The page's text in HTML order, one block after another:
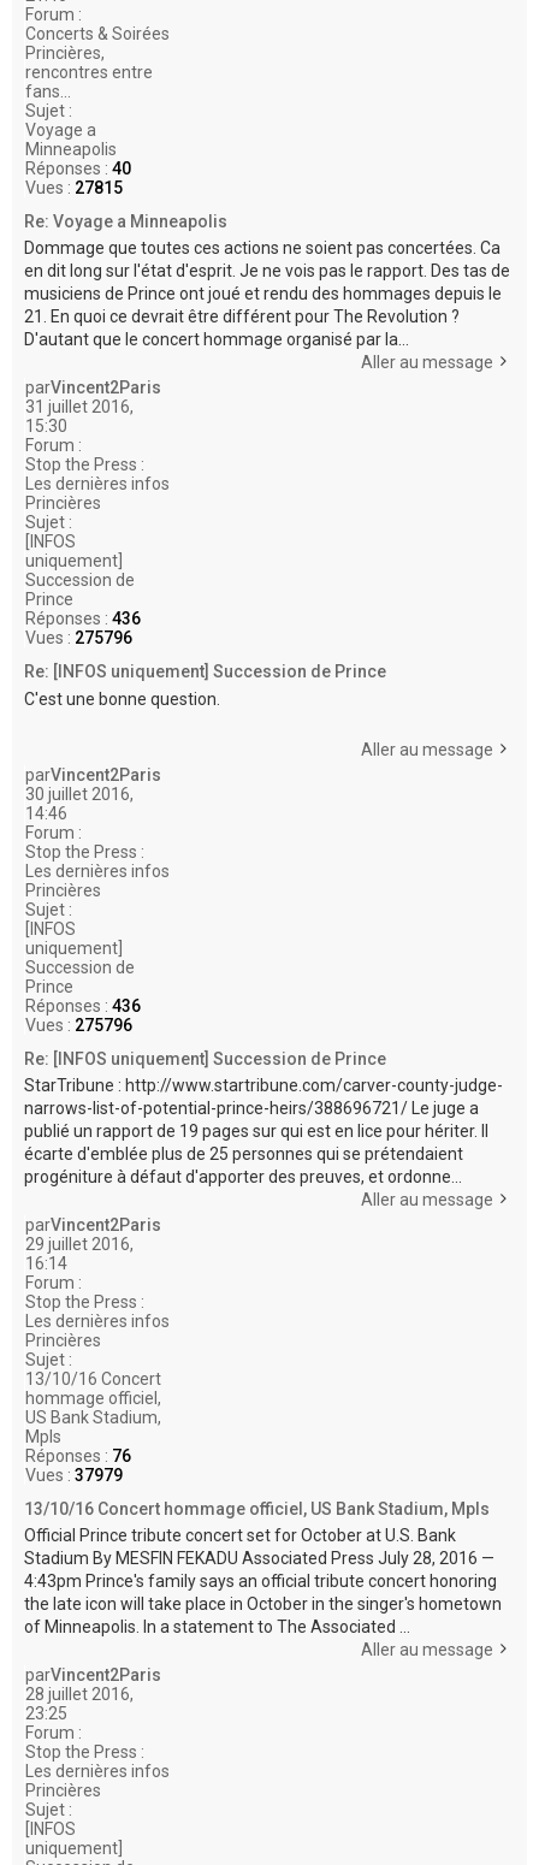
Forum :
Concerts & Soirées
Princières,
rencontres entre
fans...
Sujet :
Voyage a
Minneapolis
Réponses : 40
Vues : 27815
Re: Voyage a Minneapolis
Dommage que toutes ces actions ne soient pas concertées. Ca
en dit long sur l'état d'esprit. Je ne vois pas le rapport. Des tas de
musiciens de Prince ont joué et rendu des hommages depuis le
21. En quoi ce devrait être différent pour The Revolution ?
D'autant que le concert hommage organisé par la...
Aller au message
parVincent2Paris
31 juillet 2016,
15:30
Forum :
Stop the Press :
Les dernières infos
Princières
Sujet :
[INFOS
uniquement]
Succession de
Prince
Réponses : 436
Vues : 275796
Re: [INFOS uniquement] Succession de Prince
C'est une bonne question.
Aller au message
parVincent2Paris
30 juillet 2016,
14:46
Forum :
Stop the Press :
Les dernières infos
Princières
Sujet :
[INFOS
uniquement]
Succession de
Prince
Réponses : 436
Vues : 275796
Re: [INFOS uniquement] Succession de Prince
StarTribune : http://www.startribune.com/carver-county-judge-
narrows-list-of-potential-prince-heirs/388696721/ Le juge a
publié un rapport de 19 pages sur qui est en lice pour hériter. Il
écarte d'emblée plus de 25 personnes qui se prétendaient
progéniture à défaut d'apporter des preuves, et ordonne...
Aller au message
parVincent2Paris
29 juillet 2016,
16:14
Forum :
Stop the Press :
Les dernières infos
Princières
Sujet :
13/10/16 Concert
hommage officiel,
US Bank Stadium,
Mpls
Réponses : 76
Vues : 37979
13/10/16 Concert hommage officiel, US Bank Stadium, Mpls
Official Prince tribute concert set for October at U.S. Bank
Stadium By MESFIN FEKADU Associated Press July 28, 2016 —
4:43pm Prince's family says an official tribute concert honoring
the late icon will take place in October in the singer's hometown
of Minneapolis. In a statement to The Associated ...
Aller au message
parVincent2Paris
28 juillet 2016,
23:25
Forum :
Stop the Press :
Les dernières infos
Princières
Sujet :
[INFOS
uniquement]